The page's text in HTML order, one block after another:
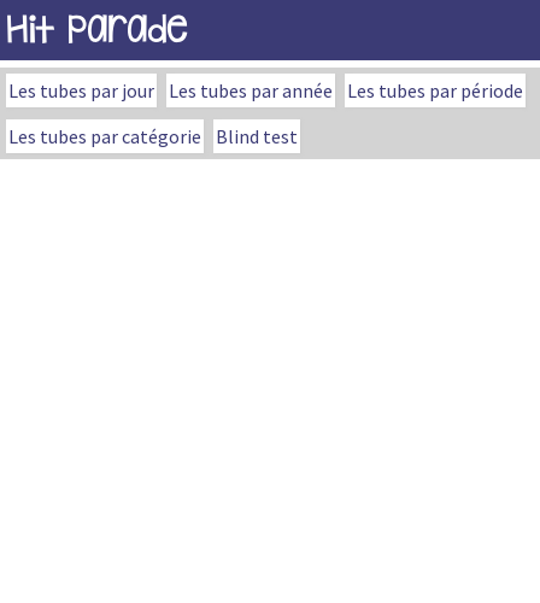
Hit Parade
Les tubes par jour Les tubes par année
Les tubes par période
Les tubes par catégorie
Blind test